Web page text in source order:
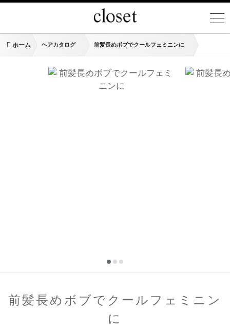
ホーム ヘアカタログ 前髪長めボブでクールフェミニンに
前髪長めボブでクールフェミニン
に